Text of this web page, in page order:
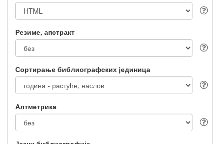
Резиме, апстракт
Сортирање библиографских јединица
Алтметрика